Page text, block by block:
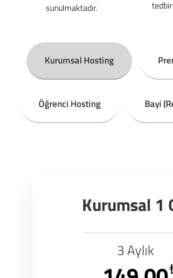
sunulmaktadır.
Kurumsal Hosting
Öğrenci Hosting Bayi
Kurumsal 1
3 Aylık